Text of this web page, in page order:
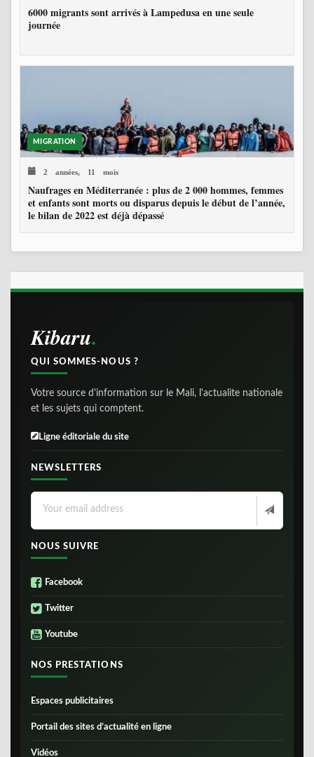
6000 migrants sont arrivés à Lampedusa en une seule
journée
MIGRATION
2 années, 11 mois
Naufrages en Méditerranée : plus de 2 000 hommes, femmes
et enfants sont morts ou disparus depuis le début de l’année,
le bilan de 2022 est déjà dépassé
Kibaru
QUI SOMMES-NOUS ?
Votre source d'information sur le Mali, l'actualite nationale
et les sujets qui comptent.
Ligne éditoriale du site
NEWSLETTERS
NOUS SUIVRE
Facebook
Twitter
Youtube
NOS PRESTATIONS
Espaces publicitaires
Portail des sites d’actualité en ligne
Vidéos